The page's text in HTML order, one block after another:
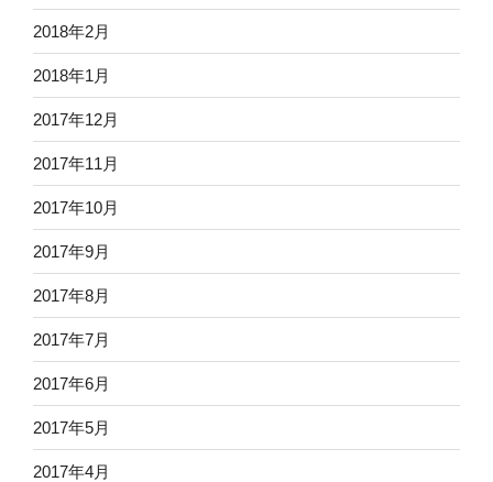
2018年2月
2018年1月
2017年12月
2017年11月
2017年10月
2017年9月
2017年8月
2017年7月
2017年6月
2017年5月
2017年4月